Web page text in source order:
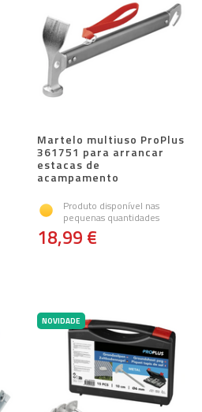
Martelo multiuso ProPlus
361751 para arrancar
estacas de
acampamento
Produto disponível nas
pequenas quantidades
18,99 €
NOVIDADE